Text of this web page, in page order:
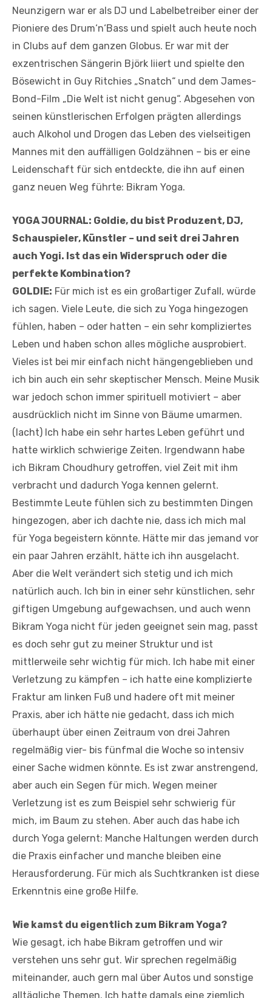
Neunzigern war er als DJ und Labelbetreiber einer der
Pioniere des Drum‘n‘Bass und spielt auch heute noch
in Clubs auf dem ganzen Globus. Er war mit der
exzentrischen Sängerin Björk liiert und spielte den
Bösewicht in Guy Ritchies „Snatch“ und dem James-
Bond-Film „Die Welt ist nicht genug“. Abgesehen von
seinen künstlerischen Erfolgen prägten allerdings
auch Alkohol und Drogen das Leben des vielseitigen
Mannes mit den auffälligen Goldzähnen – bis er eine
Leidenschaft für sich entdeckte, die ihn auf einen
ganz neuen Weg führte: Bikram Yoga.
YOGA JOURNAL: Goldie, du bist Produzent, DJ,
Schauspieler, Künstler – und seit drei Jahren
auch Yogi. Ist das ein Widerspruch oder die
perfekte Kombination?
GOLDIE: Für mich ist es ein großartiger Zufall, würde
ich sagen. Viele Leute, die sich zu Yoga hingezogen
fühlen, haben – oder hatten – ein sehr kompliziertes
Leben und haben schon alles mögliche ausprobiert.
Vieles ist bei mir einfach nicht hängengeblieben und
ich bin auch ein sehr skeptischer Mensch. Meine Musik
war jedoch schon immer spirituell motiviert – aber
ausdrücklich nicht im Sinne von Bäume umarmen.
(lacht) Ich habe ein sehr hartes Leben geführt und
hatte wirklich schwierige Zeiten. Irgendwann habe
ich Bikram Choudhury getroffen, viel Zeit mit ihm
verbracht und dadurch Yoga kennen gelernt.
Bestimmte Leute fühlen sich zu bestimmten Dingen
hingezogen, aber ich dachte nie, dass ich mich mal
für Yoga begeistern könnte. Hätte mir das jemand vor
ein paar Jahren erzählt, hätte ich ihn ausgelacht.
Aber die Welt verändert sich stetig und ich mich
natürlich auch. Ich bin in einer sehr künstlichen, sehr
giftigen Umgebung aufgewachsen, und auch wenn
Bikram Yoga nicht für jeden geeignet sein mag, passt
es doch sehr gut zu meiner Struktur und ist
mittlerweile sehr wichtig für mich. Ich habe mit einer
Verletzung zu kämpfen – ich hatte eine komplizierte
Fraktur am linken Fuß und hadere oft mit meiner
Praxis, aber ich hätte nie gedacht, dass ich mich
überhaupt über einen Zeitraum von drei Jahren
regelmäßig vier- bis fünfmal die Woche so intensiv
einer Sache widmen könnte. Es ist zwar anstrengend,
aber auch ein Segen für mich. Wegen meiner
Verletzung ist es zum Beispiel sehr schwierig für
mich, im Baum zu stehen. Aber auch das habe ich
durch Yoga gelernt: Manche Haltungen werden durch
die Praxis einfacher und manche bleiben eine
Herausforderung. Für mich als Suchtkranken ist diese
Erkenntnis eine große Hilfe.
Wie kamst du eigentlich zum Bikram Yoga?
Wie gesagt, ich habe Bikram getroffen und wir
verstehen uns sehr gut. Wir sprechen regelmäßig
miteinander, auch gern mal über Autos und sonstige
alltägliche Themen. Ich hatte damals eine ziemlich